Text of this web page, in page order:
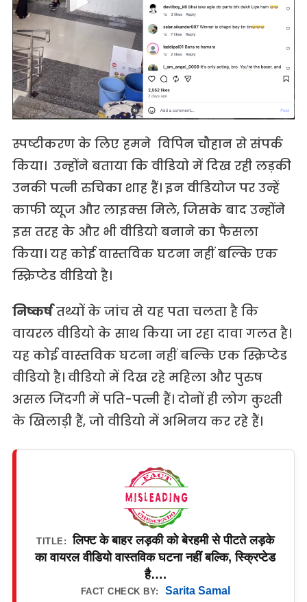
स्पष्टीकरण के लिए हमने विपिन चौहान से संपर्क
किया। उन्होंने बताया कि वीडियो में दिख रही लड़की
उनकी पत्नी रुचिका शाह हैं। इन वीडियोज पर उन्हें
काफी व्यूज और लाइक्स मिले, जिसके बाद उन्होंने
इस तरह के और भी वीडियो बनाने का फैसला
किया। यह कोई वास्तविक घटना नहीं बल्कि एक
स्क्रिप्टेड वीडियो है।
निष्कर्षतथ्यों के जांच से यह पता चलता है कि
वायरल वीडियो के साथ किया जा रहा दावा गलत है।
यह कोई वास्तविक घटना नहीं बल्कि एक स्क्रिप्टेड
वीडियो है। वीडियो में दिख रहे महिला और पुरुष
असल जिंदगी में पति-पत्नी हैं। दोनों ही लोग कुश्ती
के खिलाड़ी हैं, जो वीडियो में अभिनय कर रहे हैं।
TITLE:
लिफ्ट के बाहर लड़की को बेरहमी से पीटते लड़के
का वायरल वीडियो वास्तविक घटना नहीं बल्कि, स्क्रिप्टेड
है….
FACT CHECK BY: Sarita Samal